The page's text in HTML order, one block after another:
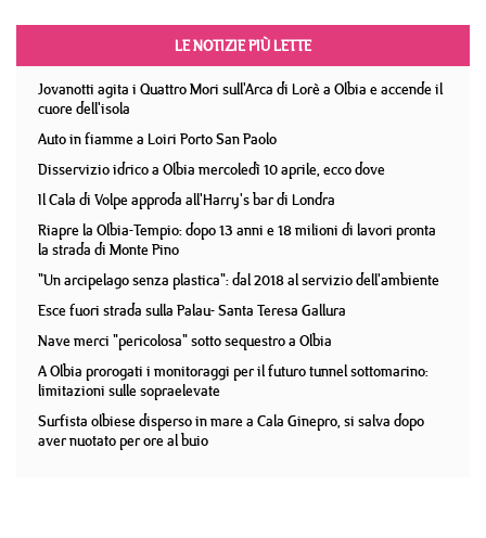
LE NOTIZIE PIÙ LETTE
Jovanotti agita i Quattro Mori sull'Arca di Lorè a Olbia e accende il
cuore dell'isola
Auto in fiamme a Loiri Porto San Paolo
Disservizio idrico a Olbia mercoledì 10 aprile, ecco dove
Il Cala di Volpe approda all'Harry's bar di Londra
Riapre la Olbia-Tempio: dopo 13 anni e 18 milioni di lavori pronta
la strada di Monte Pino
"Un arcipelago senza plastica": dal 2018 al servizio dell'ambiente
Esce fuori strada sulla Palau- Santa Teresa Gallura
Nave merci "pericolosa" sotto sequestro a Olbia
A Olbia prorogati i monitoraggi per il futuro tunnel sottomarino:
limitazioni sulle sopraelevate
Surfista olbiese disperso in mare a Cala Ginepro, si salva dopo
aver nuotato per ore al buio